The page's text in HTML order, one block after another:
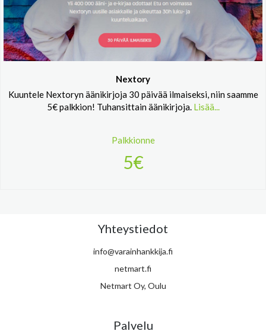
Nextory
Kuuntele Nextoryn äänikirjoja 30 päivää ilmaiseksi, niin saamme
5€ palkkion! Tuhansittain äänikirjoja. Lisää...
Palkkionne
5€
Yhteystiedot
info@varainhankkija.fi
netmart.fi
Netmart Oy, Oulu
Palvelu